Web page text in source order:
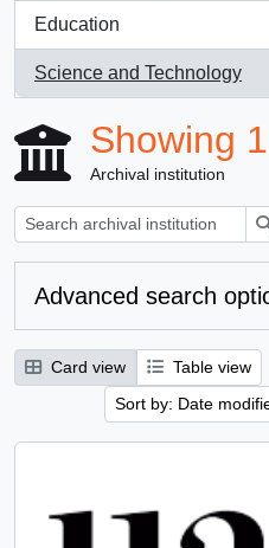
Education
, 1 results
Science and Technology
, 1 results
Showing
Archival institution
Advanced search
Card view
Table view
Sort by: Date